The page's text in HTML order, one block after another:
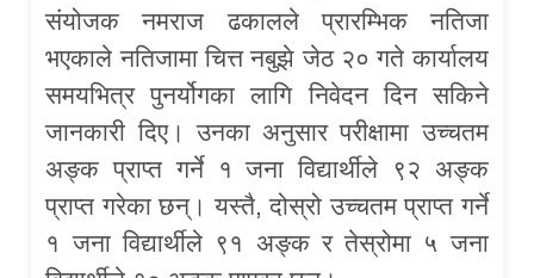
संयोजक नमराज ढकालले प्रारम्भिक नतिजा
भएकाले नतिजामा चित्त नबुझे जेठ २० गते कार्यालय
समयभित्र पुनर्योगका लागि निवेदन दिन सकिने
जानकारी दिए। उनका अनुसार परीक्षामा उच्चतम
अङ्क प्राप्त गर्ने १ जना विद्यार्थीले ९२ अङ्क
प्राप्त गरेका छन्। यस्तै, दोस्रो उच्चतम प्राप्त गर्ने
१ जना विद्यार्थीले ९१ अङ्क र तेस्रोमा ५ जना